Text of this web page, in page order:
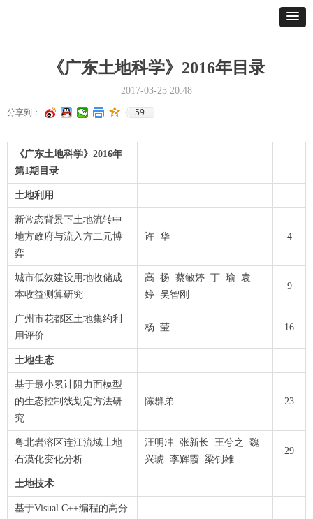
《广东土地科学》2016年目录
2017-03-25 20:48
《广东土地科学》2016年
第1期目录
土地利用
新常态背景下土地流转中
地方政府与流入方二元博
弈
许 华 4
城市低效建设用地收储成
本收益测算研究
高 扬 蔡敏婷 丁 瑜 袁
婷 吴智刚
9
广州市花都区土地集约利
用评价
杨 莹 16
土地生态
基于最小累计阻力面模型
的生态控制线划定方法研
究
陈群弟 23
粤北岩溶区连江流域土地
石漠化变化分析
汪明冲 张新长 王兮之 魏
兴琥 李辉霞 梁钊雄
29
土地技术
基于Visual C++编程的高分
分享到： 59